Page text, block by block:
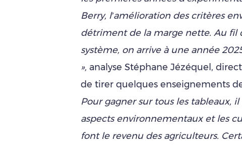
Berry, l’amélioration des critères
détriment de la marge nette. Au fil
système, on arrive à une année
», analyse Stéphane Jézéquel,
de tirer quelques enseignements
Pour gagner sur tous les tableaux,
aspects environnementaux et les
font le revenu des agriculteurs.